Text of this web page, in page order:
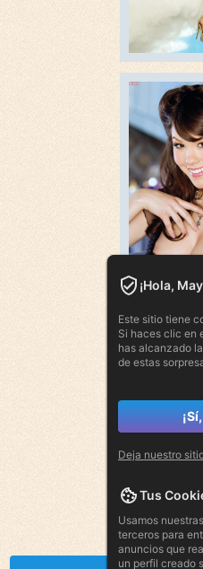
¡Hola,
Este sitio tiene
Si haces clic en
has alcanzado
de estas
Deja nuestro
Tus
Usamos
terceros para
anuncios que
un perfil creado